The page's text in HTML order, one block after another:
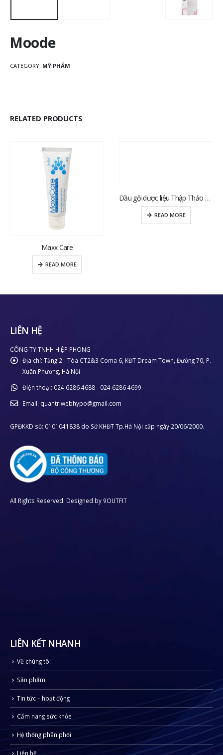
Moode
CATEGORY: MỸ PHẨM
RELATED PRODUCTS
Maxx Care
READ MORE
Dầu gội dược liệu Thập Thảo Dr Élo
READ MORE
LIÊN HỆ
CÔNG TY TNHH HIỆP PHONG
Địa chỉ: Tầng 2 - Tòa CT2&3 Coma 6, KĐT Dream Town, Đường 70, P.
Xuân Phương, Hà Nội
Điện thoại: 024 6286 4688 - 024 6286 4699
Email: quantriwebhypo@gmail.com
GPĐKKD số: 0101041838 do Sở KHĐT Tp.Hà Nội cấp ngày 20/06/2000.
All Rights Reserved. Designed by 9OUTFIT
LIÊN KẾT NHANH
Về chúng tôi
Sản phẩm
Tin tức – hoạt động
Cẩm nang sức khỏe
Hệ thống phân phối
Liên hệ